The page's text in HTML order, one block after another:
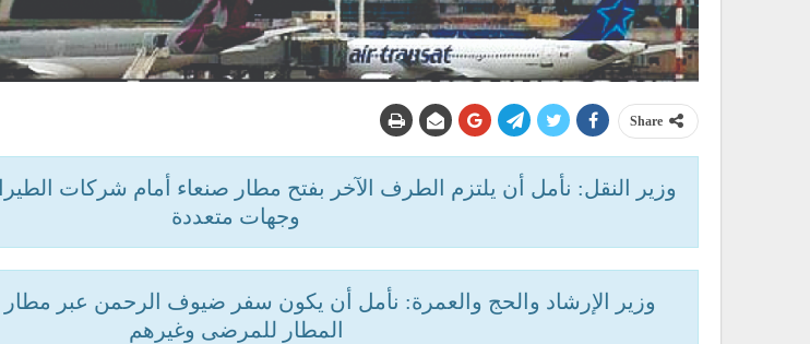
Share
وزير النقل: نأمل أن يلتزم الطرف الآخر بفتح مطار صنعاء أمام شركات
وجهات متعددة
وزير الإرشاد والحج والعمرة: نأمل أن يكون سفر ضيوف الرحمن عبر مطار
المطار للمرضى وغيرهم